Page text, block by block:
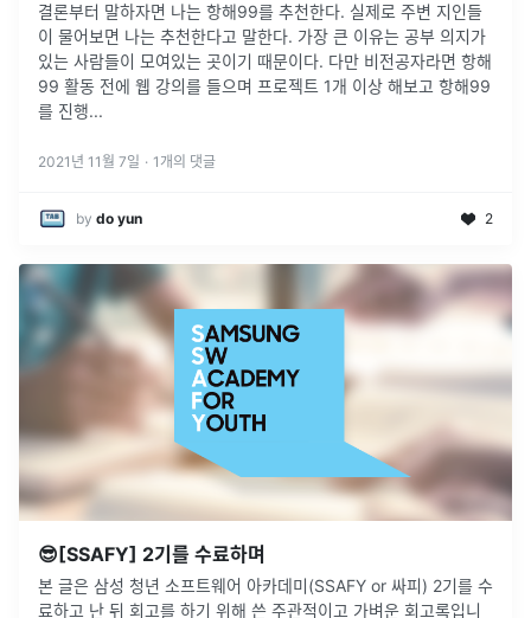
결론부터 말하자면 나는 항해99를 추천한다. 실제로 주변 지인들
이 물어보면 나는 추천한다고 말한다. 가장 큰 이유는 공부 의지가
있는 사람들이 모여있는 곳이기 때문이다. 다만 비전공자라면 항해
99 활동 전에 웹 강의를 들으며 프로젝트 1개 이상 해보고 항해99
를 진행...
2021년 11월 7일 · 1 개의 댓글
by do yun 2
😎[SSAFY] 2기를 수료하며
본 글은 삼성 청년 소프트웨어 아카데미(SSAFY or 싸피) 2기를 수
료하고 난 뒤 회고를 하기 위해 쓴 주관적이고 가벼운 회고록입니